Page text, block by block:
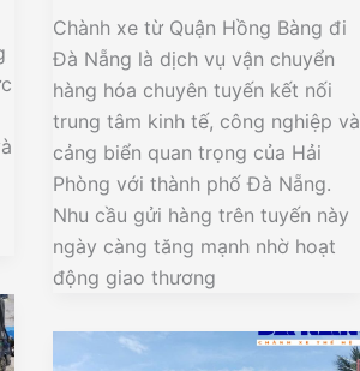
Chành xe từ Quận Hồng Bàng đi
Đà Nẵng là dịch vụ vận chuyển
hàng hóa chuyên tuyến kết nối
trung tâm kinh tế, công nghiệp và
cảng biển quan trọng của Hải
Phòng với thành phố Đà Nẵng.
Nhu cầu gửi hàng trên tuyến này
ngày càng tăng mạnh nhờ hoạt
động giao thương